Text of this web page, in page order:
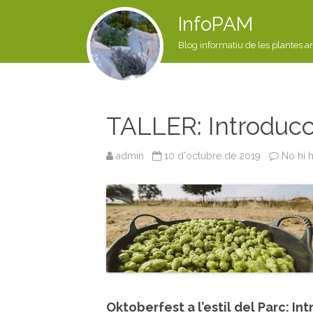
InfoPAM
Blog informatiu de les plantes
TALLER:
admin 10 d'octubre de 2019 No hi
Oktoberfest a l’estil del Parc: